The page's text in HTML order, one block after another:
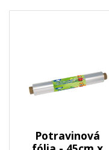
Potravinová